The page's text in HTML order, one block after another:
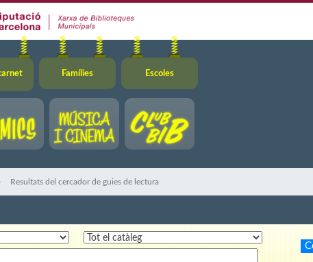
Famílies Escoles
Resultats del cercador de guies de lectura